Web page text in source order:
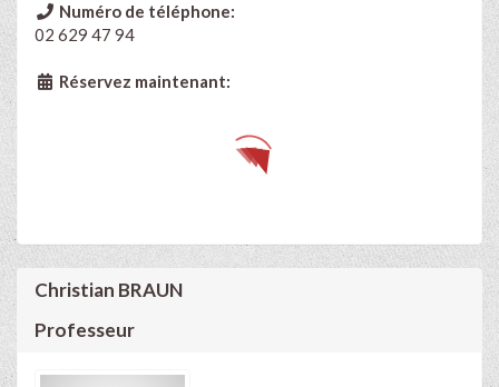
Numéro de téléphone:
02 629 47 94
Réservez maintenant:
Christian BRAUN
Professeur